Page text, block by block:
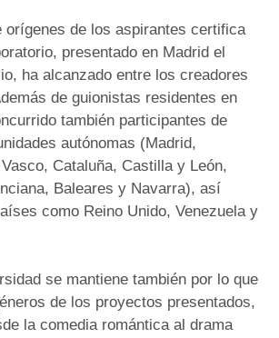
orígenes de los aspirantes certifica
presentado en Madrid el
ha alcanzado entre los creadores
de guionistas residentes en
también participantes de
autónomas (Madrid,
Cataluña, Castilla y León,
Baleares y Navarra), así
como Reino Unido, Venezuela y
se mantiene también por lo que
de los proyectos presentados,
la comedia romántica al drama